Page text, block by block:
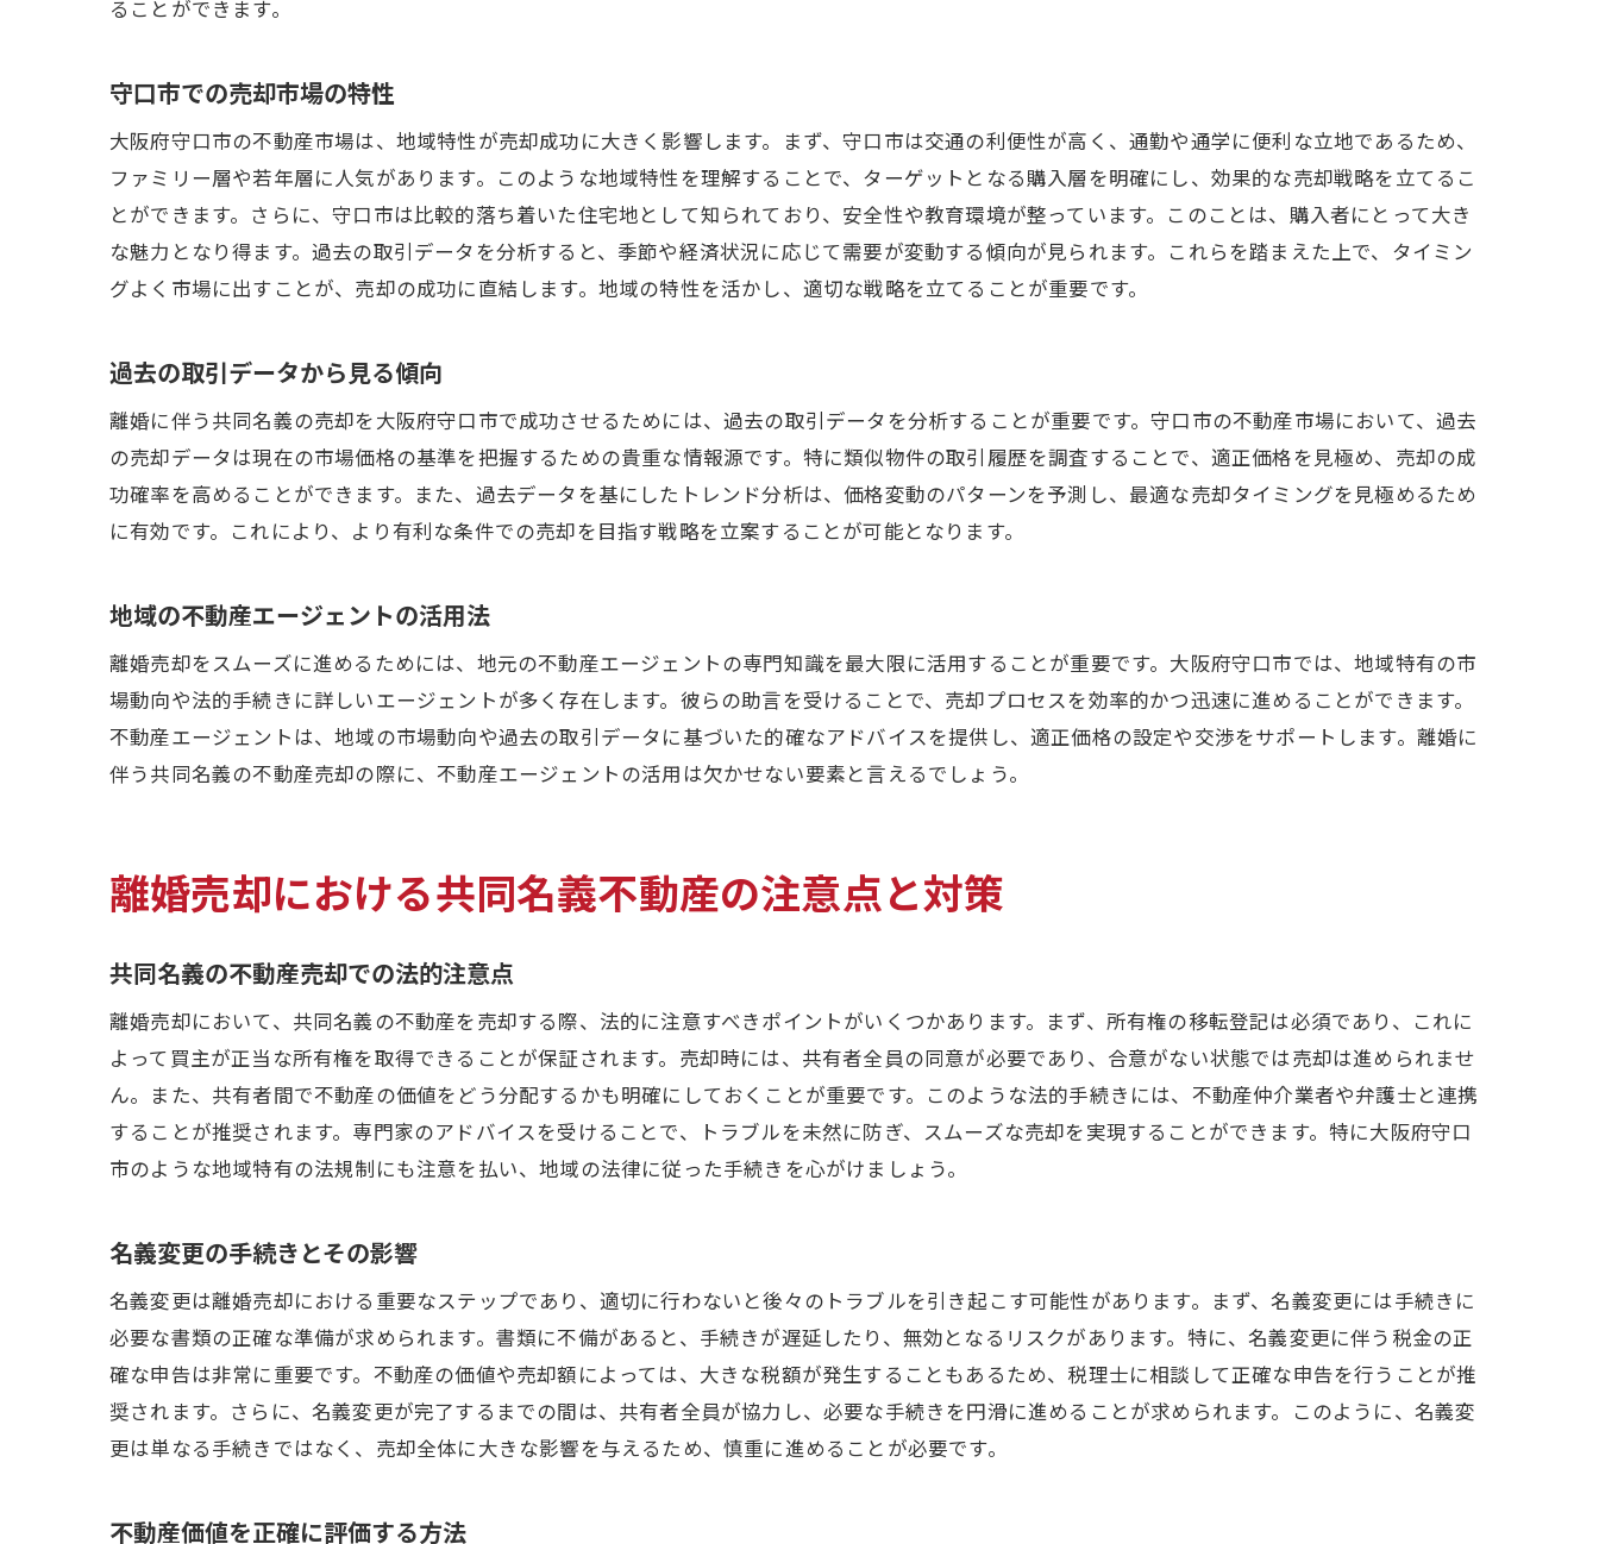
法的合意を得るための注意点
トラブルを防ぐための法律相談
売却に伴う税金の理解
不動産弁護士に相談するメリット
離婚が経済状況に与える影響
節税対策としてのポイント
財産分与と税負担の関係
売却後の資金計画の立て方
初期段階での売却計画の立て方
名義者間の合意形成プロセス
不動産価値を高めるための方法
売却活動の効果的な実施法
実体験から学ぶ離婚売却のトラブル回避法
コミュニケーションの重要性
第三者機関の活用法
法的サポートを受ける方法
長期的視点での解決策
ることができます。
守口市での売却市場の特性
大阪府守口市の不動産市場は、地域特性が売却成功に大きく影響します。まず、守口市は交通の利便性が高く、通勤や通学に便利な立地であるため、
ファミリー層や若年層に人気があります。このような地域特性を理解することで、ターゲットとなる購入層を明確にし、効果的な売却戦略を立てるこ
とができます。さらに、守口市は比較的落ち着いた住宅地として知られており、安全性や教育環境が整っています。このことは、購入者にとって大き
な魅力となり得ます。過去の取引データを分析すると、季節や経済状況に応じて需要が変動する傾向が見られます。これらを踏まえた上で、タイミン
グよく市場に出すことが、売却の成功に直結します。地域の特性を活かし、適切な戦略を立てることが重要です。
過去の取引データから見る傾向
離婚に伴う共同名義の売却を大阪府守口市で成功させるためには、過去の取引データを分析することが重要です。守口市の不動産市場において、過去
の売却データは現在の市場価格の基準を把握するための貴重な情報源です。特に類似物件の取引履歴を調査することで、適正価格を見極め、売却の成
功確率を高めることができます。また、過去データを基にしたトレンド分析は、価格変動のパターンを予測し、最適な売却タイミングを見極めるため
に有効です。これにより、より有利な条件での売却を目指す戦略を立案することが可能となります。
地域の不動産エージェントの活用法
離婚売却をスムーズに進めるためには、地元の不動産エージェントの専門知識を最大限に活用することが重要です。大阪府守口市では、地域特有の市
場動向や法的手続きに詳しいエージェントが多く存在します。彼らの助言を受けることで、売却プロセスを効率的かつ迅速に進めることができます。
不動産エージェントは、地域の市場動向や過去の取引データに基づいた的確なアドバイスを提供し、適正価格の設定や交渉をサポートします。離婚に
伴う共同名義の不動産売却の際に、不動産エージェントの活用は欠かせない要素と言えるでしょう。
離婚売却における共同名義不動産の注意点と対策
共同名義の不動産売却での法的注意点
離婚売却において、共同名義の不動産を売却する際、法的に注意すべきポイントがいくつかあります。まず、所有権の移転登記は必須であり、これに
よって買主が正当な所有権を取得できることが保証されます。売却時には、共有者全員の同意が必要であり、合意がない状態では売却は進められませ
ん。また、共有者間で不動産の価値をどう分配するかも明確にしておくことが重要です。このような法的手続きには、不動産仲介業者や弁護士と連携
することが推奨されます。専門家のアドバイスを受けることで、トラブルを未然に防ぎ、スムーズな売却を実現することができます。特に大阪府守口
市のような地域特有の法規制にも注意を払い、地域の法律に従った手続きを心がけましょう。
名義変更の手続きとその影響
名義変更は離婚売却における重要なステップであり、適切に行わないと後々のトラブルを引き起こす可能性があります。まず、名義変更には手続きに
必要な書類の正確な準備が求められます。書類に不備があると、手続きが遅延したり、無効となるリスクがあります。特に、名義変更に伴う税金の正
確な申告は非常に重要です。不動産の価値や売却額によっては、大きな税額が発生することもあるため、税理士に相談して正確な申告を行うことが推
奨されます。さらに、名義変更が完了するまでの間は、共有者全員が協力し、必要な手続きを円滑に進めることが求められます。このように、名義変
更は単なる手続きではなく、売却全体に大きな影響を与えるため、慎重に進めることが必要です。
不動産価値を正確に評価する方法